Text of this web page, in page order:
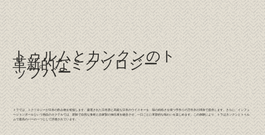
革新的なミクソロジー
トゥルムとカンクンのト
ップバー
トラでは、ミクソロジーが日本の飲み物を祝福します。厳選された日本酒と高級な日本のウイスキーを、味の純粋さを保つ手作りの万作氷の球体で提供します。さらに、インフュ
ージョンボールという独自のカクテルでは、新鮮で自然な食材と自家製の抽出液を融合させ、一口ごとに革新的な味わいを楽しめます。この体験により、トラはカンクンとトゥル
ムで最高のバーの一つとして評価されています。